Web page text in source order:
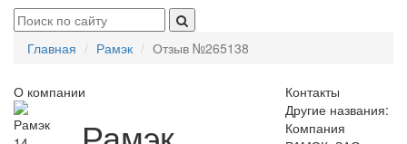
Главная Рамэк Отзыв №265138
О компании
Контакты
Другие названия:
Компания